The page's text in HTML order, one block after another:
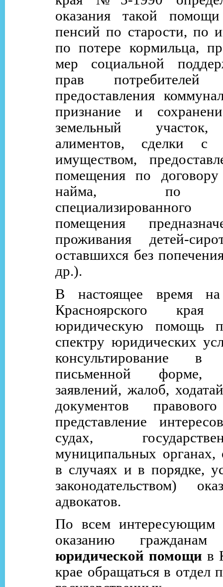
оказания такой помощи
пенсий по старости, по
по потере кормильца,
мер социальной
прав
предоставления
признание и
земельный участок,
алиментов, сделки с
имуществом,
помещения по договору
найма, по
помещения
проживания детей-
оставшихся без
др.).
В настоящее время на
Красноярского края
юридическую помощь
спектру юридических
консультирование
письменной форме,
заявлений, жалоб,
документов
представление
судах,
муниципальных органах,
в случаях и в порядке,
законодательством)
адвокатов.
По всем интересующим
оказанию
юридической помощи в
крае обращаться в отдел